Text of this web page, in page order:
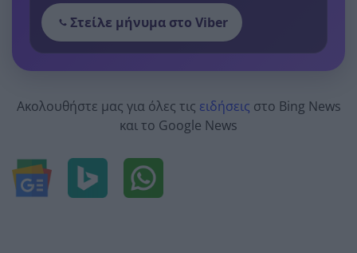
Στείλε μήνυμα στο Viber
Ακολουθήστε μας για όλες τις ειδήσεις στο Bing News
και το Google News